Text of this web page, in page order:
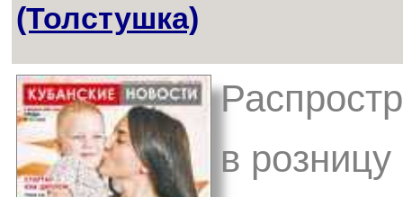
(Толстушка)
в розницу